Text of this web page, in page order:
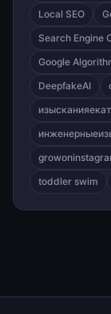
Local SEO
Search Engine
Google
DeepfakeAI
toddler swim